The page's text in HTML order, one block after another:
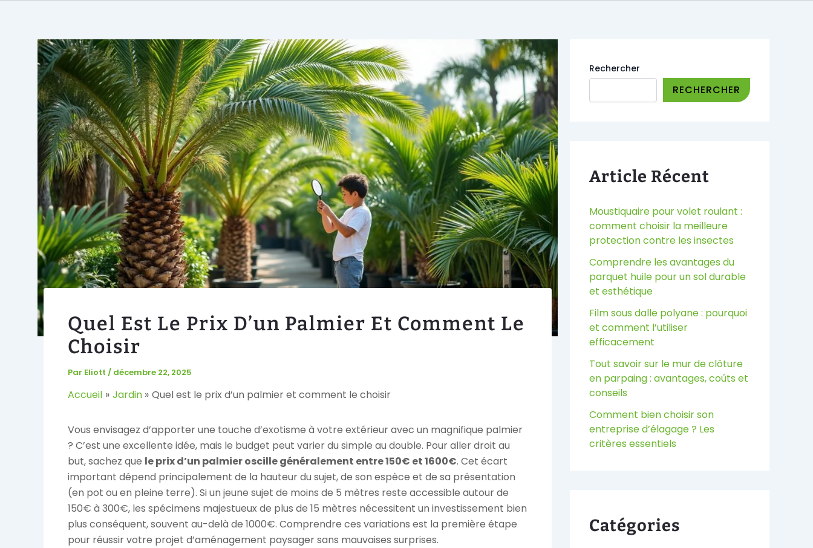
Quel Est Le Prix D’un Palmier Et Comment Le
Choisir
Par Eliott / décembre 22, 2025
Accueil Jardin Quel est le prix d’un palmier et comment le choisir
Vous envisagez d’apporter une touche d’exotisme à votre extérieur avec un magnifique palmier
? C’est une excellente idée, mais le budget peut varier du simple au double. Pour aller droit au
but, sachez que le prix d’un palmier oscille généralement entre 150€ et 1600€. Cet écart
important dépend principalement de la hauteur du sujet, de son espèce et de sa présentation
(en pot ou en pleine terre). Si un jeune sujet de moins de 5 mètres reste accessible autour de
150€ à 300€, les spécimens majestueux de plus de 15 mètres nécessitent un investissement bien
plus conséquent, souvent au-delà de 1000€. Comprendre ces variations est la première étape
pour réussir votre projet d’aménagement paysager sans mauvaises surprises.
Rechercher
RECHERCHER
Article Récent
Moustiquaire pour volet roulant :
comment choisir la meilleure
protection contre les insectes
Comprendre les avantages du
parquet huile pour un sol durable
et esthétique
Film sous dalle polyane : pourquoi
et comment l’utiliser
efficacement
Tout savoir sur le mur de clôture
en parpaing : avantages, coûts et
conseils
Comment bien choisir son
entreprise d’élagage ? Les
critères essentiels
Catégories